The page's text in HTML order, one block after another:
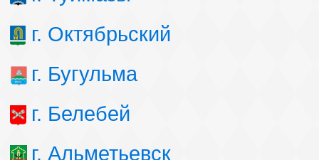
г. Октябрьский
г. Бугульма
г. Белебей
г. Альметьевск